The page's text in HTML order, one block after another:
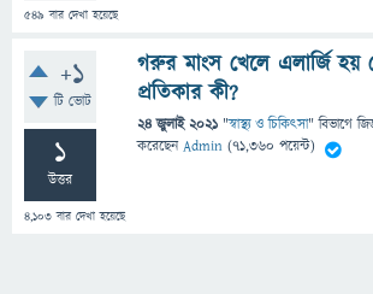
549 বার দেখা হয়েছে
+1
টি ভোট
1
উত্তর
4,103 বার দেখা হয়েছে
গরুর মাংস খেলে এলার্জি হয়
প্রতিকার কী?
24 জুলাই 2021 "স্বাস্থ্য ও চিকিৎসা" বিভাগে
করেছেনAdmin (71,360 পয়েন্ট)